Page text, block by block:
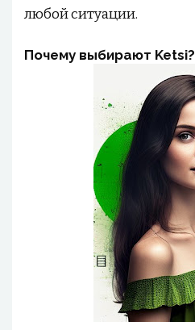
любой ситуации.
Почему выбирают Ketsi?